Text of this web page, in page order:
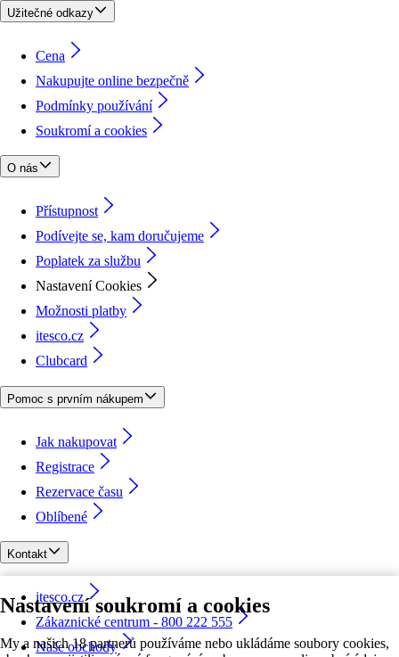
Nastavení soukromí a cookies
My a našich 18 partnerů používáme nebo ukládáme soubory cookies,
Užitečné odkazy
Cena
Nakupujte online bezpečně
Podmínky používání
Soukromí a cookies
O nás
Přístupnost
Podívejte se, kam doručujeme
Poplatek za službu
Nastavení Cookies
Možnosti platby
itesco.cz
Clubcard
Pomoc s prvním nákupem
Jak nakupovat
Registrace
Rezervace času
Oblíbené
Kontakt
itesco.cz
Zákaznické centrum - 800 222 555
Naše obchody